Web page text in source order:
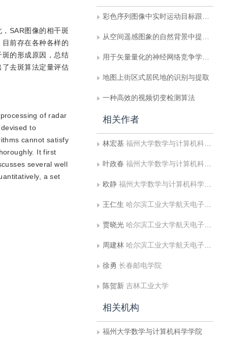
SAR图像的相干斑
前存在各种各样的
的形成原因，总结
去斑算法定量评估
of radar
to
cannot satisfy
It first
several well
a set
彩色序列图像中实时运动目标跟踪方法
从空间遥感图象的自然背景中提取人造目标的研究
用于矢量量化的神经网络竞争学习算法
地图上街区式居民地的识别与提取
一种高效的视频切变检测算法
相关作者
林宏基 福州大学数学与计算机科学学院
叶政春 福州大学数学与计算机科学学院
欧静 福州大学数学与计算机科学学院
王仁生 哈尔滨工业大学航天电子与光电工程系
贾晓光 哈尔滨工业大学航天电子与光电工程系
周建林 哈尔滨工业大学航天电子与光电工程系
徐勇 长春邮电学院
陈贺新 吉林工业大学
相关机构
福州大学数学与计算机科学学院